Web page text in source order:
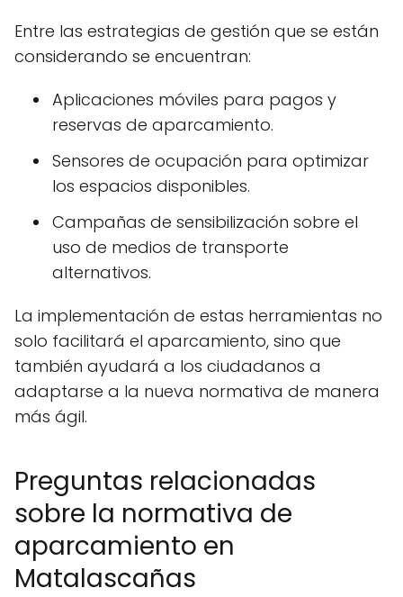
Entre las estrategias de gestión que se están
considerando se encuentran:
Aplicaciones móviles para pagos y
reservas de aparcamiento.
Sensores de ocupación para optimizar
los espacios disponibles.
Campañas de sensibilización sobre el
uso de medios de transporte
alternativos.
La implementación de estas herramientas no
solo facilitará el aparcamiento, sino que
también ayudará a los ciudadanos a
adaptarse a la nueva normativa de manera
más ágil.
Preguntas relacionadas
sobre la normativa de
aparcamiento en
Matalascañas